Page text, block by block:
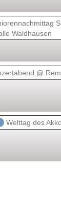
Waldhausen
@
Welttag des